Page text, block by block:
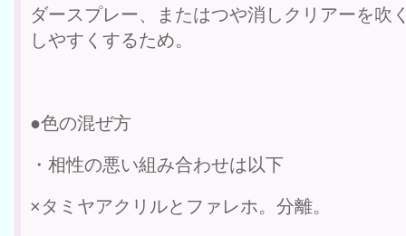
ダースプレー、またはつや消しクリアーを吹
しやすくするため。
●色の混ぜ方
・相性の悪い組み合わせは以下
×タミヤアクリルとファレホ。分離。